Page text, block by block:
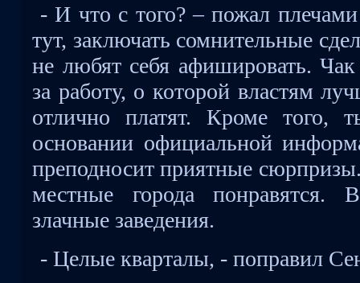
- И что с того? – пожал
тут, заключать сомнительные
не любят себя афишировать.
за работу, о которой властям
отлично платят. Кроме того,
основании официальной
преподносит приятные
местные города понравятся.
злачные заведения.
- Целые кварталы, - поправил